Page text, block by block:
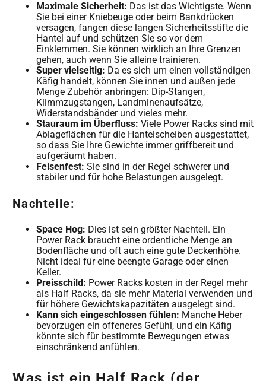
Maximale Sicherheit: Das ist das Wichtigste. Wenn
Sie bei einer Kniebeuge oder beim Bankdrücken
versagen, fangen diese langen Sicherheitsstifte die
Hantel auf und schützen Sie so vor dem
Einklemmen. Sie können wirklich an Ihre Grenzen
gehen, auch wenn Sie alleine trainieren.
Super vielseitig: Da es sich um einen vollständigen
Käfig handelt, können Sie innen und außen jede
Menge Zubehör anbringen: Dip-Stangen,
Klimmzugstangen, Landminenaufsätze,
Widerstandsbänder und vieles mehr.
Stauraum im Überfluss: Viele Power Racks sind mit
Ablageflächen für die Hantelscheiben ausgestattet,
so dass Sie Ihre Gewichte immer griffbereit und
aufgeräumt haben.
Felsenfest: Sie sind in der Regel schwerer und
stabiler und für hohe Belastungen ausgelegt.
Nachteile:
Space Hog: Dies ist sein größter Nachteil. Ein
Power Rack braucht eine ordentliche Menge an
Bodenfläche und oft auch eine gute Deckenhöhe.
Nicht ideal für eine beengte Garage oder einen
Keller.
Preisschild: Power Racks kosten in der Regel mehr
als Half Racks, da sie mehr Material verwenden und
für höhere Gewichtskapazitäten ausgelegt sind.
Kann sich eingeschlossen fühlen: Manche Heber
bevorzugen ein offeneres Gefühl, und ein Käfig
könnte sich für bestimmte Bewegungen etwas
einschränkend anfühlen.